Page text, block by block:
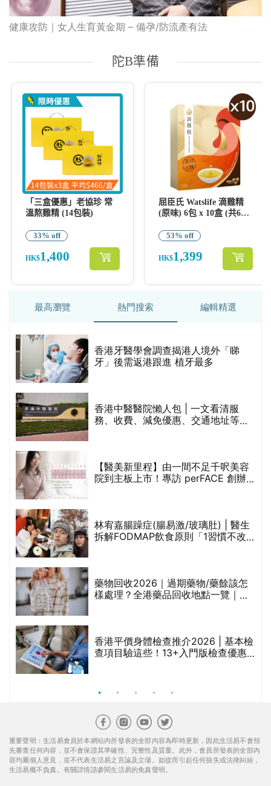
健康攻防｜女人生育黃金期 – 備孕/防流產有法
最高瀏覽 熱門搜索 編輯精選
香港牙醫學會調查揭港人境外「睇
牙」後需返港跟進 植牙最多
香港中醫醫院懶人包 | 一文看清服
務、收費、減免優惠、交通地址等
【醫美新里程】由一間不足千呎美容
院到主板上市！專訪 perFACE 創辦
林宥嘉腸躁症(腸易激/玻璃肚) | 醫生
拆解FODMAP飲食原則「1習慣不改
藥物回收2026｜過期藥物/藥餘該怎
樣處理？全港藥品回收地點一覽｜屈
香港平價身體檢查推介2026 | 基本檢
查項目驗這些！13+入門版檢查優惠
重要聲明：生活易會員於本網站內所發表的全部內容為即時更新，因此生活易不會預
先審查任何內容，並不會保證其準確性、完整性及質量。此外，會員所發表的全部內
容均屬個人意見，並不代表生活易之言論及立場。如從而引起任何損失或法律糾紛，
生活易概不負責。有關詳情請參閱生活易的免責聲明。